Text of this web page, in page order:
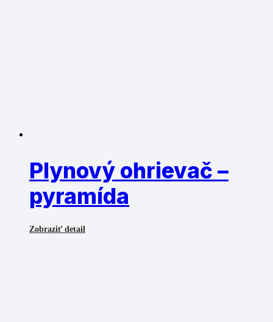
Plynový ohrievač –
pyramída
Zobraziť detail